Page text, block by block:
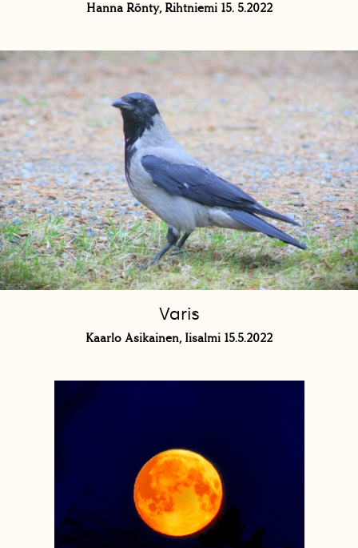
Hanna Rönty, Rihtniemi 15. 5.2022
Varis
Kaarlo Asikainen, Iisalmi 15.5.2022